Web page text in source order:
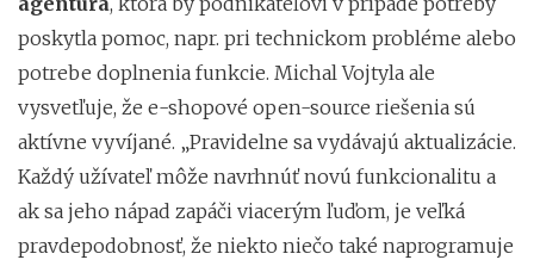
poskytla pomoc, napr. pri technickom probléme alebo
potrebe doplnenia funkcie. Michal Vojtyla ale
vysvetľuje, že e-shopové open-source riešenia sú
aktívne vyvíjané. „Pravidelne sa vydávajú aktualizácie.
Každý užívateľ môže navrhnúť novú funkcionalitu a
ak sa jeho nápad zapáči viacerým ľuďom, je veľká
pravdepodobnosť, že niekto niečo také naprogramuje